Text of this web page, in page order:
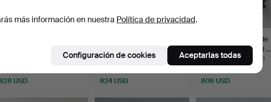
USD
Subastado 11 oct 2025
824 USD
Colgante de pared de
roble, primera mitad …
Subastado 22 oct 2023
806 USD
más información en nuestra Política de privacidad.
Configuración de cookies Aceptarlas todas